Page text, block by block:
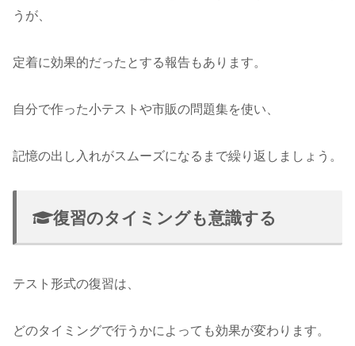
うが、
定着に効果的だったとする報告もあります。
自分で作った小テストや市販の問題集を使い、
記憶の出し入れがスムーズになるまで繰り返しましょう。
復習のタイミングも意識する
テスト形式の復習は、
どのタイミングで行うかによっても効果が変わります。